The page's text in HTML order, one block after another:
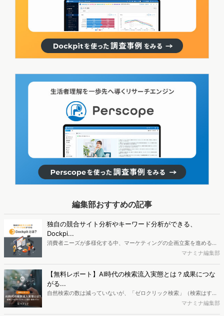
編集部おすすめの記事
独自の競合サイト分析やキーワード分析ができる、
Dockpi...
消費者ニーズが多様化する中、マーケティングの企画立案を進める上
で、競合分析や消費者分析の重要性がより高まっています。Web行動
データを活用し、Web上の消費者行動を起点とした競合サイト分析や
消費者分析が可能です。今回はDockpitならではの利便性の高い機能
や活用方法を解説します。
マナミナ編集部
【無料レポート】AI時代の検索流入実態とは？成果につな
がる...
自然検索の数は減っていないが、「ゼロクリック検索」（検索はする
がページには流入しない）の割合が増加しているのが、AI時代の検索
マナミナ編集部